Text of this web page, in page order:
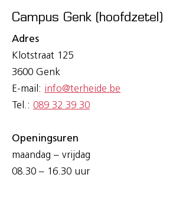
Campus Genk (hoofdzetel)
Adres
Klotstraat 125
3600 Genk
E-mail: info@terheide.be
Tel.: 089 32 39 30
Openingsuren
maandag – vrijdag
08.30 – 16.30 uur